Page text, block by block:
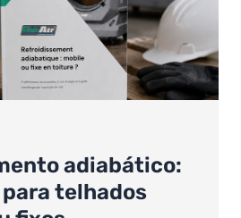
adiabático:
telhados